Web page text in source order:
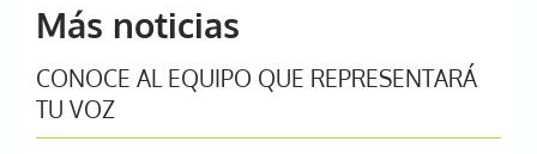
Más noticias
CONOCE AL EQUIPO QUE REPRESENTARÁ
TU VOZ